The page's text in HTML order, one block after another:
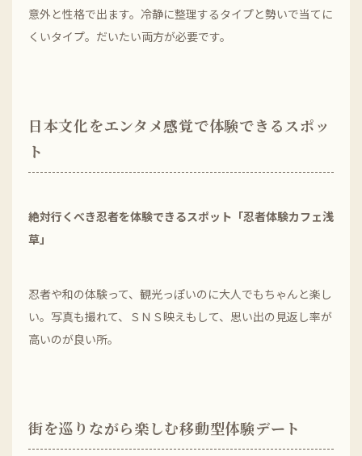
意外と性格で出ます。冷静に整理するタイプと勢いで当てに
くいタイプ。だいたい両方が必要です。
日本文化をエンタメ感覚で体験できるスポッ
ト
絶対行くべき忍者を体験できるスポット「忍者体験カフェ浅
草」
忍者や和の体験って、観光っぽいのに大人でもちゃんと楽し
い。写真も撮れて、ＳＮＳ映えもして、思い出の見返し率が
高いのが良い所。
街を巡りながら楽しむ移動型体験デート